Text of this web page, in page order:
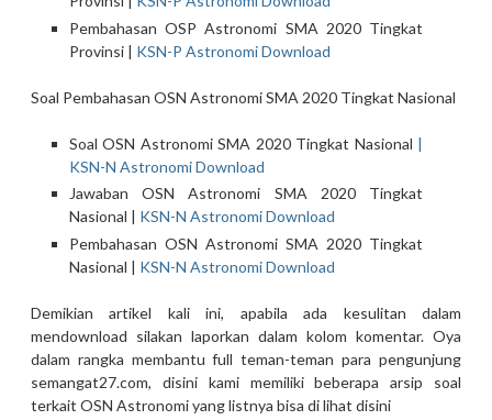
Pembahasan OSP Astronomi SMA 2020 Tingkat
Provinsi | KSN-P Astronomi Download
Soal Pembahasan OSN Astronomi SMA 2020 Tingkat Nasional
Soal OSN Astronomi SMA 2020 Tingkat Nasional |
KSN-N Astronomi Download
Jawaban OSN Astronomi SMA 2020 Tingkat
Nasional | KSN-N Astronomi Download
Pembahasan OSN Astronomi SMA 2020 Tingkat
Nasional | KSN-N Astronomi Download
Demikian artikel kali ini, apabila ada kesulitan dalam
mendownload silakan laporkan dalam kolom komentar. Oya
dalam rangka membantu full teman-teman para pengunjung
semangat27.com, disini kami memiliki beberapa arsip soal
terkait OSN Astronomi yang listnya bisa di lihat disini